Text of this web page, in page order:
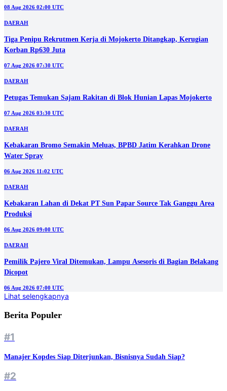
08 Aug 2026 02:00 UTC
DAERAH
Tiga Penipu Rekrutmen Kerja di Mojokerto Ditangkap, Kerugian
Korban Rp630 Juta
07 Aug 2026 07:30 UTC
DAERAH
Petugas Temukan Sajam Rakitan di Blok Hunian Lapas Mojokerto
07 Aug 2026 03:30 UTC
DAERAH
Kebakaran Bromo Semakin Meluas, BPBD Jatim Kerahkan Drone
Water Spray
06 Aug 2026 11:02 UTC
DAERAH
Kebakaran Lahan di Dekat PT Sun Papar Source Tak Ganggu Area
Produksi
06 Aug 2026 09:00 UTC
DAERAH
Pemilik Pajero Viral Ditemukan, Lampu Asesoris di Bagian Belakang
Dicopot
06 Aug 2026 07:00 UTC
Lihat selengkapnya
Berita Populer
#1
Manajer Kopdes Siap Diterjunkan, Bisnisnya Sudah Siap?
#2